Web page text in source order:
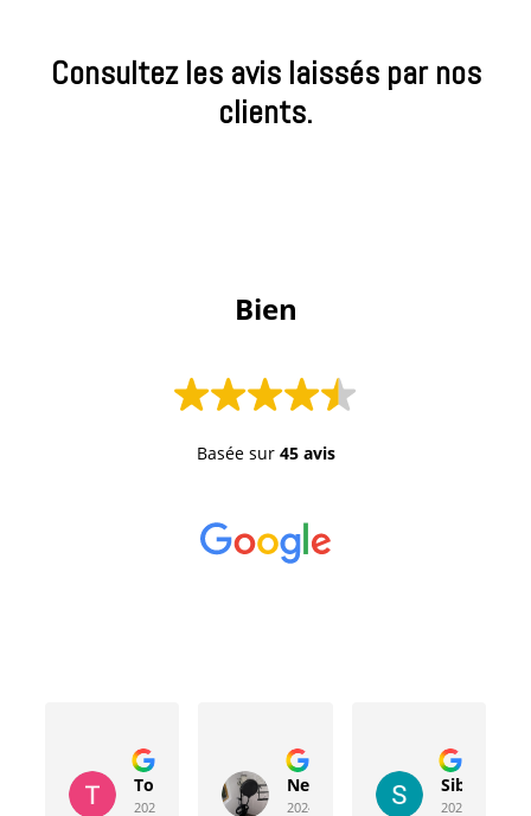
Consultez les avis laissés par nos
clients.
Bien
Basée sur 45 avis
Toussaint Rocher
2024-04-20
Neville Bergeron
2024-04-17
Sibyla
2024-03-15